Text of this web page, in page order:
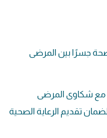
جسرًا بين المرضى
مع شكاوى المرضى
تقديم الرعاية الصحية